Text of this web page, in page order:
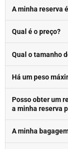
A minha reserva
Qual é o preço?
Qual o tamanho
Há um peso
Posso obter um
a minha reserva
A minha